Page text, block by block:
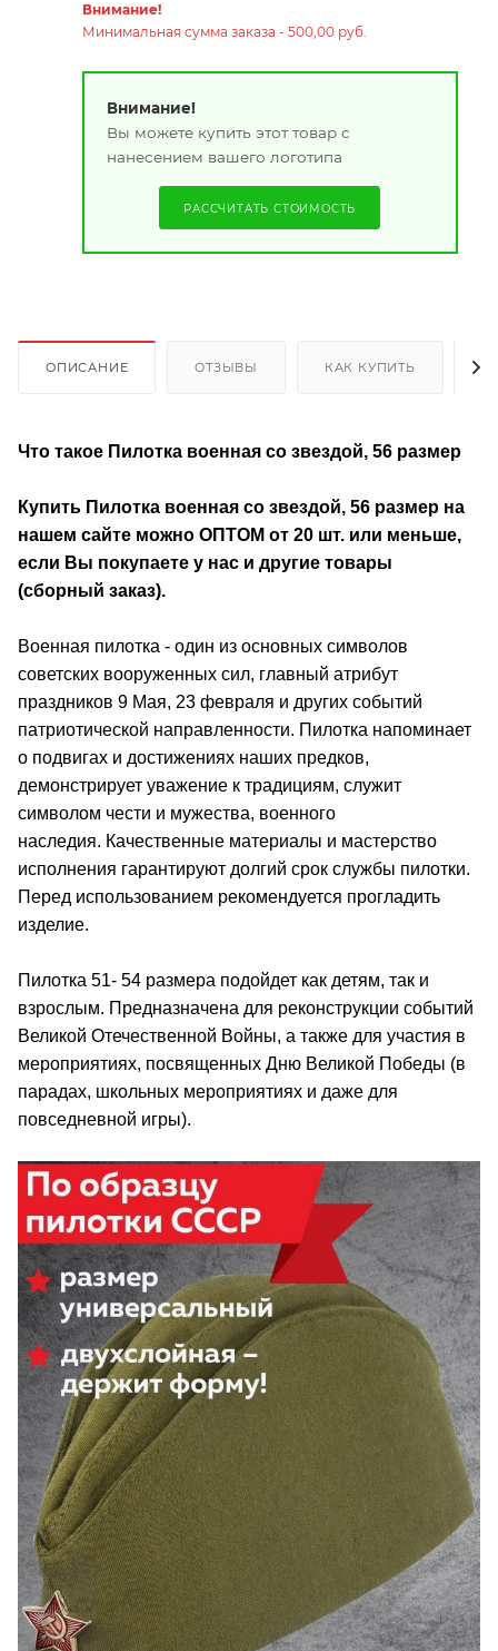
Внимание!
Минимальная сумма заказа - 500,00 руб.
Внимание!
Вы можете купить этот товар с
нанесением вашего логотипа
РАССЧИТАТЬ СТОИМОСТЬ
ОПИСАНИЕ ОТЗЫВЫ КАК КУПИТЬ
Что такое Пилотка военная со звездой, 56 размер
Купить Пилотка военная со звездой, 56 размер на
нашем сайте можно ОПТОМ от 20 шт. или меньше,
если Вы покупаете у нас и другие товары
(сборный заказ).
Военная пилотка - один из основных символов
советских вооруженных сил, главный атрибут
праздников 9 Мая, 23 февраля и других событий
патриотической направленности. Пилотка напоминает
о подвигах и достижениях наших предков,
демонстрирует уважение к традициям, служит
символом чести и мужества, военного
наследия. Качественные материалы и мастерство
исполнения гарантируют долгий срок службы пилотки.
Перед использованием рекомендуется прогладить
изделие.
Пилотка 51- 54 размера подойдет как детям, так и
взрослым. Предназначена для реконструкции событий
Великой Отечественной Войны, а также для участия в
мероприятиях, посвященных Дню Великой Победы (в
парадах, школьных мероприятиях и даже для
повседневной игры).